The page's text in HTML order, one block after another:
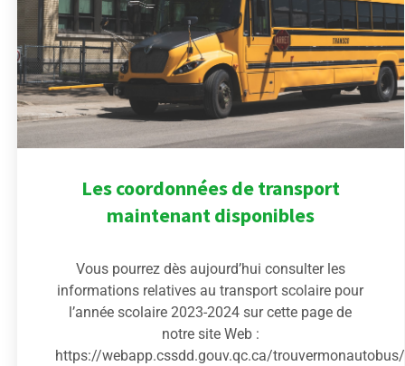
Les coordonnées de transport
maintenant disponibles
Vous pourrez dès aujourd’hui consulter les
informations relatives au transport scolaire pour
l’année scolaire 2023-2024 sur cette page de
notre site Web :
https://webapp.cssdd.gouv.qc.ca/